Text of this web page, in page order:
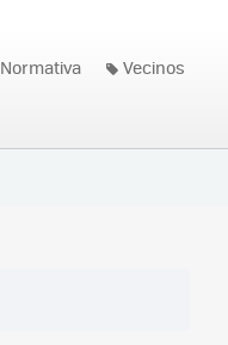
Normativa Vecinos